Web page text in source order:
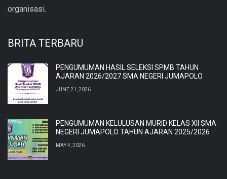
organisasi.
BRITA TERBARU
PENGUMUMAN HASIL SELEKSI SPMB TAHUN
AJARAN 2026/2027 SMA NEGERI JUMAPOLO
JUNE 21, 2026
PENGUMUMAN KELULUSAN MURID KELAS XII SMA
NEGERI JUMAPOLO TAHUN AJARAN 2025/2026
MAY 4, 2026